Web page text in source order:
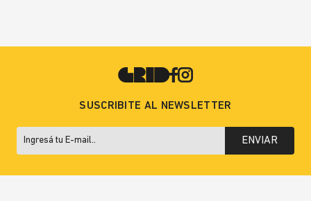
SUSCRIBITE AL NEWSLETTER
ENVIAR